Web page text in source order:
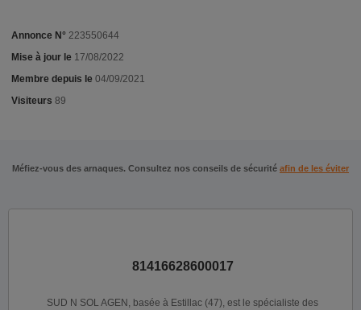
Annonce N° 223550644
Mise à jour le 17/08/2022
Membre depuis le 04/09/2021
Visiteurs 89
Méfiez-vous des arnaques. Consultez nos conseils de sécurité afin de les éviter
81416628600017
SUD N SOL AGEN, basée à Estillac (47), est le spécialiste des